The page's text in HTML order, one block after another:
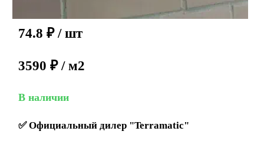
74.8 ₽ / шт
3590 ₽ / м2
В наличии
✅Официальный дилер "Terramatic"